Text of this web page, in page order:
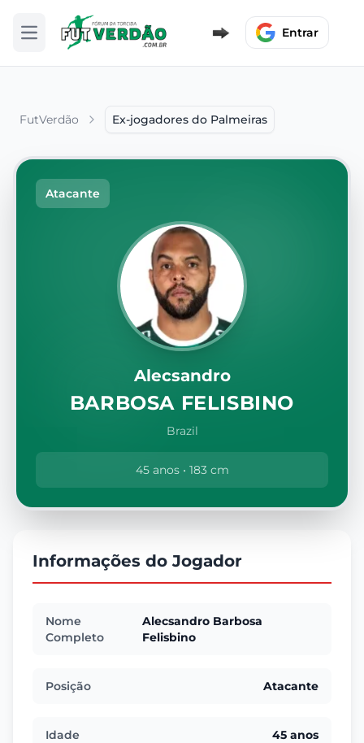
Abrir menu Entrar
FutVerdão Ex-jogadores do Palmeiras
Atacante
Alecsandro
BARBOSA FELISBINO
Brazil
45 anos • 183 cm
Informações do Jogador
Nome
Completo
Alecsandro Barbosa
Felisbino
Posição Atacante
Idade 45 anos